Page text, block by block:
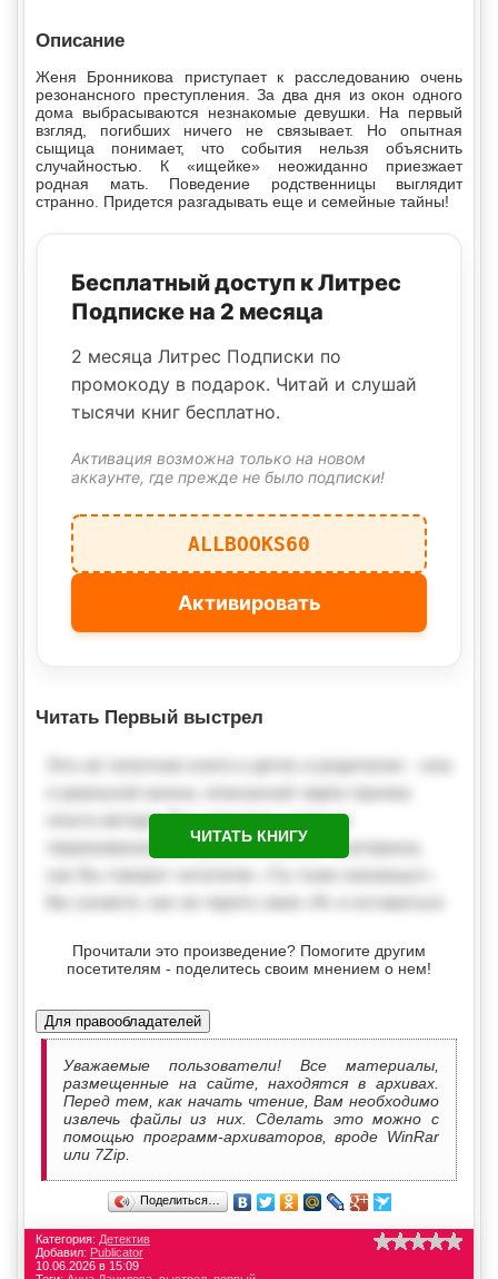
Описание
Женя Бронникова приступает к расследованию очень
резонансного преступления. За два дня из окон одного
дома выбрасываются незнакомые девушки. На первый
взгляд, погибших ничего не связывает. Но опытная
сыщица понимает, что события нельзя объяснить
случайностью. К «ищейке» неожиданно приезжает
родная мать. Поведение родственницы выглядит
странно. Придется разгадывать еще и семейные тайны!
Бесплатный доступ к Литрес
Подписке на 2 месяца
2 месяца Литрес Подписки по
промокоду в подарок. Читай и слушай
тысячи книг бесплатно.
Активация возможна только на новом
аккаунте, где прежде не было подписки!
ALLBOOKS60
Активировать
Читать Первый выстрел
ЧИТАТЬ КНИГУ
Прочитали это произведение? Помогите другим
посетителям - поделитесь своим мнением о нем!
Для правообладателей
Уважаемые пользователи! Все материалы,
размещенные на сайте, находятся в архивах.
Перед тем, как начать чтение, Вам необходимо
извлечь файлы из них. Сделать это можно с
помощью программ-архиваторов, вроде WinRar
или 7Zip.
Поделиться…
Категория: Детектив
Добавил: Publicator
10.06.2026 в 15:09